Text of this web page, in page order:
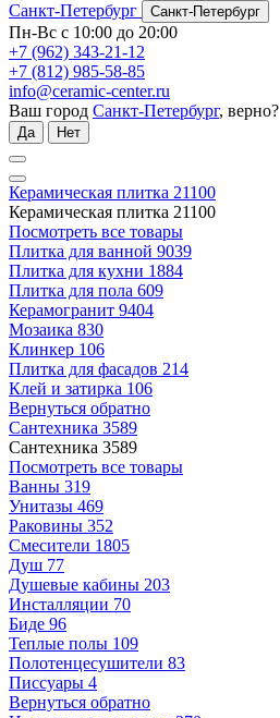
Санкт-Петербург
Санкт-Петербург
Пн-Вс с 10:00 до 20:00
+7 (962) 343-21-12
+7 (812) 985-58-85
info@ceramic-center.ru
Ваш город Санкт-Петербург, верно?
Да Нет
Керамическая плитка 21100
Керамическая плитка 21100
Посмотреть все товары
Плитка для ванной 9039
Плитка для кухни 1884
Плитка для пола 609
Керамогранит 9404
Мозаика 830
Клинкер 106
Плитка для фасадов 214
Клей и затирка 106
Вернуться обратно
Сантехника 3589
Сантехника 3589
Посмотреть все товары
Ванны 319
Унитазы 469
Раковины 352
Смесители 1805
Душ 77
Душевые кабины 203
Инсталляции 70
Биде 96
Теплые полы 109
Полотенцесушители 83
Писсуары 4
Вернуться обратно